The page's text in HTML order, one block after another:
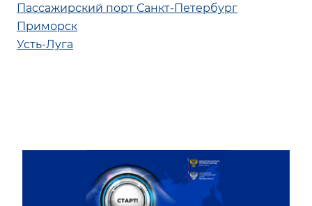
Пассажирский порт Санкт-Петербург
Приморск
Усть-Луга